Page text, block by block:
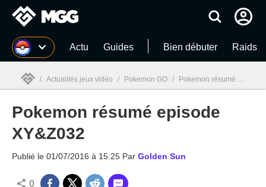
MGG Actu Guides Bien débuter Raids
MGG
/ Actualités jeux vidéo / Pokemon GO / Pokemon résumé episode XY&Z032
Pokemon résumé episode
XY&Z032
Publié le 01/07/2016 à 15:25 Par Golden Sun
0